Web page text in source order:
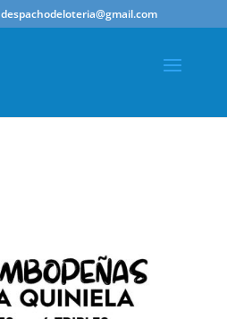
despachodeloteria@gmail.com